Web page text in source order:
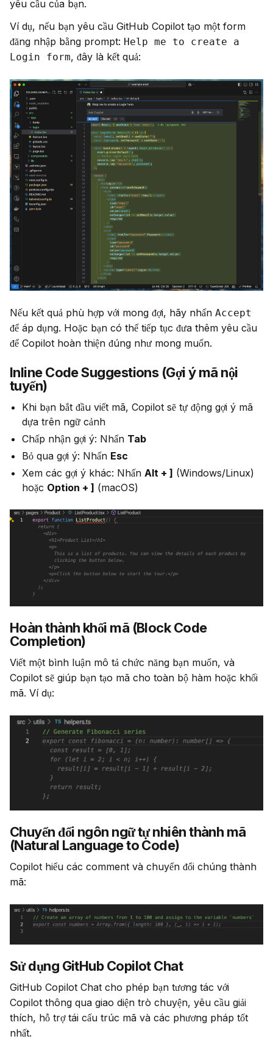
yêu cầu của bạn.
Ví dụ, nếu bạn yêu cầu GitHub Copilot tạo một form
đăng nhập bằng prompt: Help me to create a
Login form, đây là kết quả:
Nếu kết quả phù hợp với mong đợi, hãy nhấn Accept
để áp dụng. Hoặc bạn có thể tiếp tục đưa thêm yêu cầu
để Copilot hoàn thiện đúng như mong muốn.
Inline Code Suggestions (Gợi ý mã nội
tuyến)
Khi bạn bắt đầu viết mã, Copilot sẽ tự động gợi ý mã
dựa trên ngữ cảnh
Chấp nhận gợi ý: Nhấn Tab
Bỏ qua gợi ý: Nhấn Esc
Xem các gợi ý khác: Nhấn Alt + ] (Windows/Linux)
hoặc Option + ] (macOS)
Hoàn thành khối mã (Block Code
Completion)
Viết một bình luận mô tả chức năng bạn muốn, và
Copilot sẽ giúp bạn tạo mã cho toàn bộ hàm hoặc khối
mã. Ví dụ:
Chuyển đổi ngôn ngữ tự nhiên thành mã
(Natural Language to Code)
Copilot hiểu các comment và chuyển đổi chúng thành
mã:
Sử dụng GitHub Copilot Chat
GitHub Copilot Chat cho phép bạn tương tác với
Copilot thông qua giao diện trò chuyện, yêu cầu giải
thích, hỗ trợ tái cấu trúc mã và các phương pháp tốt
nhất.